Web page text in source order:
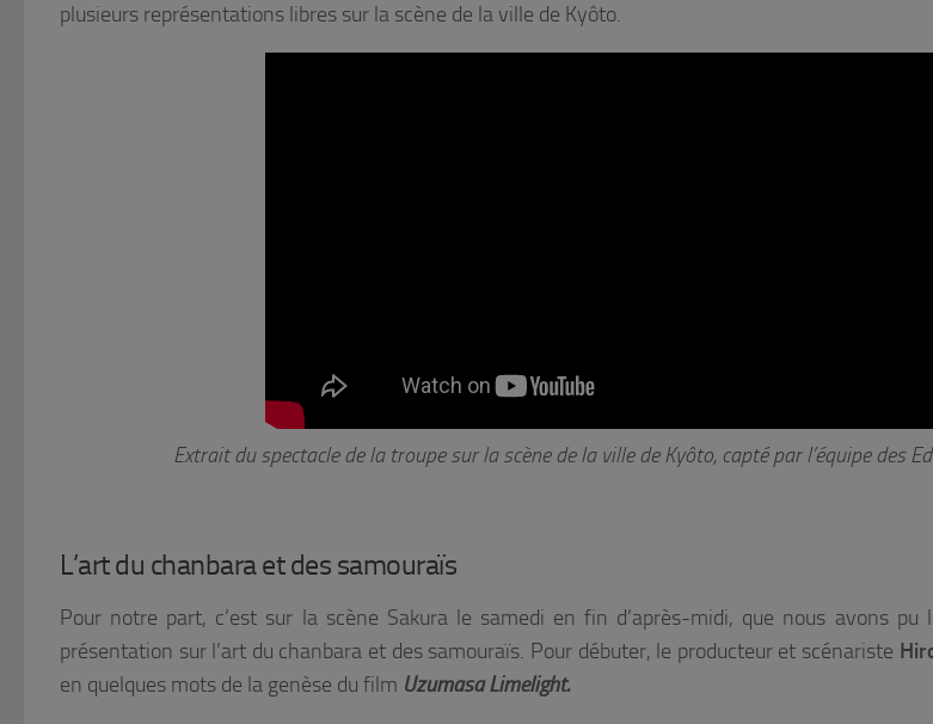
plusieurs représentations libres sur la scène de la ville de Kyôto.
Extrait du spectacle de la troupe sur la scène de la ville de Kyôto, capté par l’équipe des
L’art du chanbara et des samouraïs
Pour notre part, c’est sur la scène Sakura le samedi en fin d’après-midi, que nous avons pu
présentation sur l’art du chanbara et des samouraïs. Pour débuter, le producteur et scénariste
en quelques mots de la genèse du film Uzumasa Limelight.